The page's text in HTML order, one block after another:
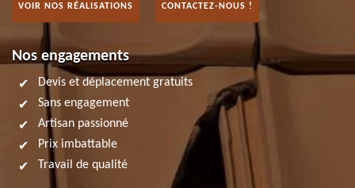
VOIR NOS RÉALISATIONS CONTACTEZ-NOUS !
Nos engagements
Devis et déplacement gratuits
Sans engagement
Artisan passionné
Prix imbattable
Travail de qualité